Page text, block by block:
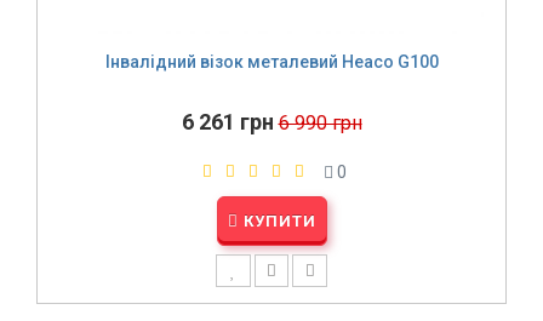
Інвалідний візок металевий Heaco G100
6 261 грн 6 990 грн
0
КУПИТИ